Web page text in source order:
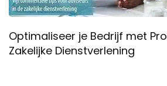
Optimaliseer je Bedrijf met
Zakelijke Dienstverlening